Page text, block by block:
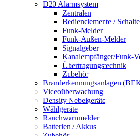
D20 Alarmsystem
Zentralen
Bedienelemente /
Funk-Melder
Funk-Außen-Melder
Signalgeber
Kanalempfänger/Funk-
Übertragungstechnik
Zubehör
Branderkennungsanlagen
Videoüberwachung
Density Nebelgeräte
Wählgeräte
Rauchwarnmelder
Batterien / Akkus